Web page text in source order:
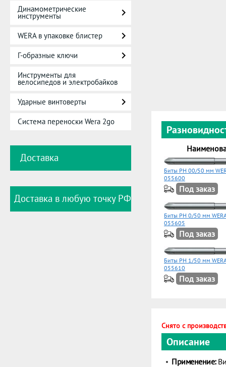
Динамометрические
инструменты
WERA в упаковке блистер
Г-образные ключи
Инструменты для
велосипедов и электробайков
Ударные винтоверты
Система переноски Wera 2go
Доставка
Доставка в любую точку РФ
Биты PH 00/50 мм
055600
Под заказ
Биты PH 0/50 мм
055605
Под заказ
Биты РН 1/50 мм
055610
Под заказ
Снято с
Описание
Применение: